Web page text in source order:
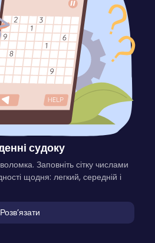
судоку
Заповніть сітку числами
щодня: легкий, середній і
Розвʼязати